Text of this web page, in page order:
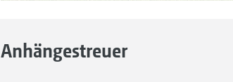
Anhängestreuer